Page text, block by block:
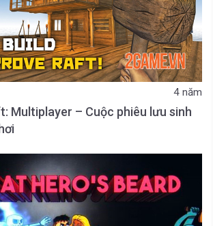
4 năm
Multiplayer – Cuộc phiêu lưu sinh